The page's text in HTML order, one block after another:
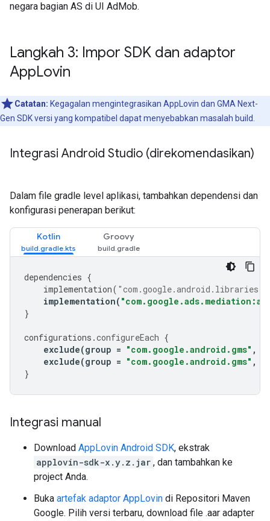
negara bagian AS di UI AdMob.
Langkah 3: Impor SDK dan adaptor
AppLovin
Catatan: Kegagalan mengintegrasikan AppLovin dan GMA Next-
Gen SDKversi yang kompatibel dapat menyebabkan masalah build.
Integrasi Android Studio (direkomendasikan)
Dalam file gradle level aplikasi, tambahkan dependensi dan
konfigurasi penerapan berikut:
Kotlin Groovy
dependencies {
implementation(
implementation(
}
configurations .configureEach {
exclude(group = "com.google.android.gms" ,
exclude(group = "com.google.android.gms" ,
}
Integrasi manual
Download AppLovin Android SDK, ekstrak
applovin-sdk-x.y.z.jar , dan tambahkan ke
project Anda.
Buka artefak adaptor AppLovin di Repositori Maven
Google. Pilih versi terbaru, download file .aar adapter